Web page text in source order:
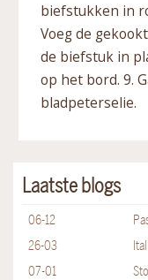
biefstukken in
Voeg de
de biefstuk in
op het bord. 9.
bladpeterselie.
Laatste blogs
06-12
26-03
07-01